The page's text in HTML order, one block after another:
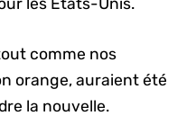
les États-Unis.
comme nos
orange, auraient été
la nouvelle.